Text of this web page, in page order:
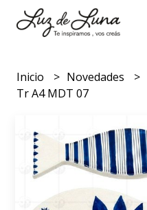
Inicio Novedades
Tr A4 MDT 07